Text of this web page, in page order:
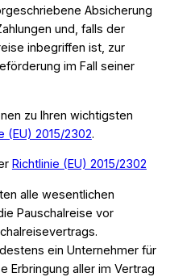
Absicherung
und, falls der
inbegriffen ist, zur
im Fall seiner
zu Ihren wichtigsten
(EU) 2015/2302.
Richtlinie (EU) 2015/2302
alle wesentlichen
Pauschalreise vor
ein Unternehmer für
Erbringung aller im Vertrag